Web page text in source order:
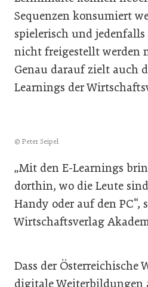
Sequenzen konsumiert
spielerisch und
nicht freigestellt werden
Genau darauf zielt auch
Learnings der
© Peter Seipel
„Mit den E-Learnings
dorthin, wo die Leute
Handy oder auf den PC“,
Wirtschaftsverlag
Dass der Österreichische
digitale Weiterbildungen